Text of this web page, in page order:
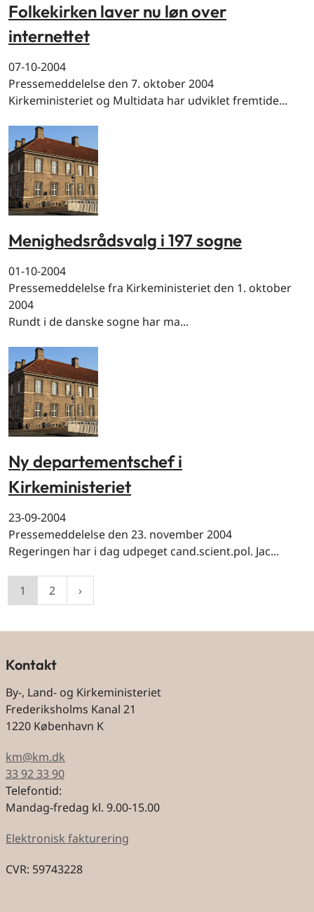
Folkekirken laver nu løn over
internettet
07-10-2004
Pressemeddelelse den 7. oktober 2004
Kirkeministeriet og Multidata har udviklet fremtide...
Menighedsrådsvalg i 197 sogne
01-10-2004
Pressemeddelelse fra Kirkeministeriet den 1. oktober
2004
Rundt i de danske sogne har ma...
Ny departementschef i
Kirkeministeriet
23-09-2004
Pressemeddelelse den 23. november 2004
Regeringen har i dag udpeget cand.scient.pol. Jac...
1 2
Kontakt
By-, Land- og Kirkeministeriet
Frederiksholms Kanal 21
1220 København K
km@km.dk
33 92 33 90
Telefontid:
Mandag-fredag kl. 9.00-15.00
Elektronisk fakturering
CVR: 59743228